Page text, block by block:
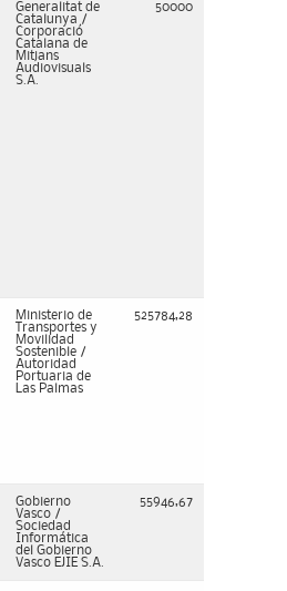
Generalitat de
Catalunya /
Corporació
Catalana de
Mitjans
Audiovisuals
S.A.
50000
Ministerio de
Transportes y
Movilidad
Sostenible /
Autoridad
Portuaria de
Las Palmas
525784,28
Gobierno
Vasco /
Sociedad
Informática
del Gobierno
Vasco EJIE S.A.
55946,67